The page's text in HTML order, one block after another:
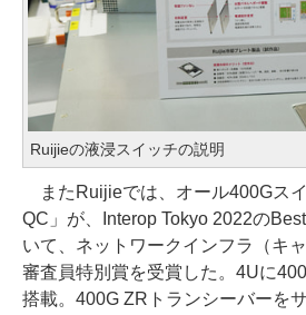
Ruijieの液浸スイッチの説明
またRuijieでは、オール400Gス
QC」が、Interop Tokyo 2022の
いて、ネットワークインフラ（キ
審査員特別賞を受賞した。4Uに
搭載。400G ZRトランシーバーを